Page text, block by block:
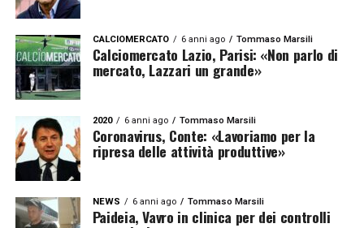
CALCIOMERCATO 6 anni ago Tommaso Marsili
Calciomercato Lazio, Parisi: «Non parlo di
mercato, Lazzari un grande»
2020 6 anni ago Tommaso Marsili
Coronavirus, Conte: «Lavoriamo per la
ripresa delle attività produttive»
NEWS 6 anni ago Tommaso Marsili
Paideia, Vavro in clinica per dei controlli